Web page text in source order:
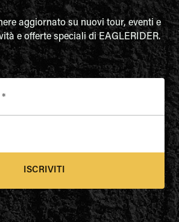
aggiornato su nuovi tour, eventi e
e offerte speciali di EAGLERIDER.
*
ISCRIVITI